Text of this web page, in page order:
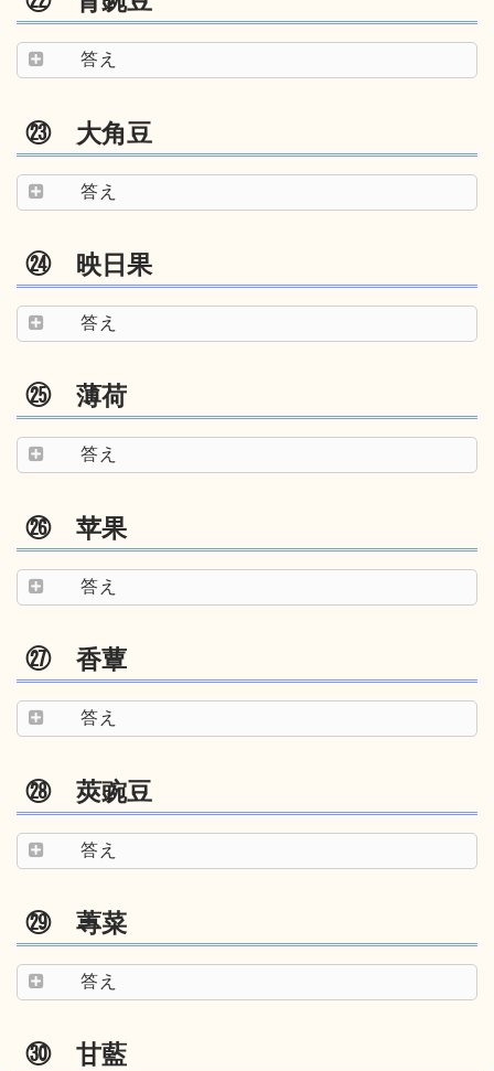
答え
㉓ 大角豆
答え
㉔ 映日果
答え
㉕ 薄荷
答え
㉖ 苹果
答え
㉗ 香蕈
答え
㉘ 莢豌豆
答え
㉙ 蓴菜
答え
㉚ 甘藍